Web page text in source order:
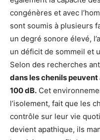
congénères et avec
sont soumis à plusieurs
un degré sonore élevé,
un déficit de sommeil et
Selon des recherches
dans les chenils
100 dB. Cet
l’isolement, fait que les
contrôle sur leur vie
devient apathique, ils